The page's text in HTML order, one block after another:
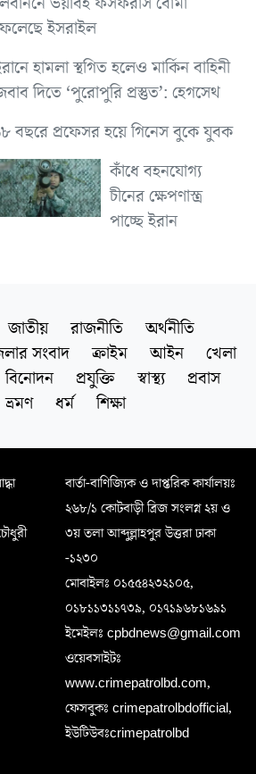
ইসরাইল
হামলা স্থগিত হলেও মার্কিন বাহিনী
দিতে ‘পুরোপুরি প্রস্তুত’: হেগসেথ
বছরে প্রফেসর হয়ে গিনেস বুকে যুবক
কাঁধে বহনযোগ্য
চীনের ক্ষেপণাস্ত্র
পাচ্ছে ইরান
জাতীয় রাজনীতি
অর্থনীতি
সংবাদ ক্রাইম আইন
খেলা
বিনোদন প্রযুক্তি স্বাস্থ্য
প্রবাস
ভ্রমণ
ধর্ম শিক্ষা
বার্তা-বাণিজ্যিক ও দাপ্তরিক কার্যালয়ঃ
২৬৮/১ কোটবাড়ী ব্রিজ সংলগ্ন ২য় ও
৩য় তলা আব্দুল্লাহপুর উত্তরা ঢাকা
-১২৩০
মোবাইলঃ ০১৫৫৪২৩২১০৫,
০১৮১১৩১১৭৩৯, ০১৭১৯৬৮১৬৯১
ইমেইলঃ cpbdnews@gmail.com
ওয়েবসাইটঃ
www.crimepatrolbd.com,
ফেসবুকঃ crimepatrolbdofficial,
ইউটিউবঃcrimepatrolbd